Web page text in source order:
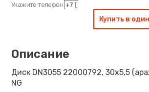
Укажите телефон
Купить в
Диск DN3055 22000792, 30х5,5
NG